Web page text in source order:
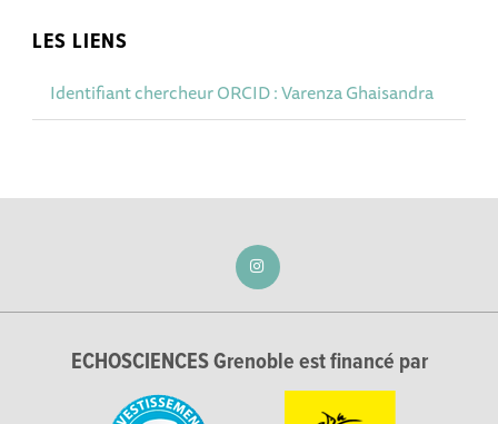
LES LIENS
Identifiant chercheur ORCID : Varenza Ghaisandra
ECHOSCIENCES Grenoble est financé par